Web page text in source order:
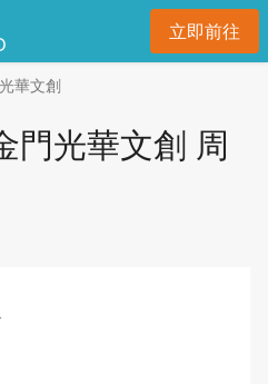
立即前往開
華文創
門光華文創 周